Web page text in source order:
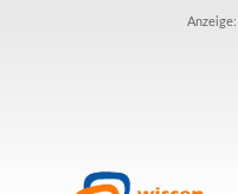
Anzeige: